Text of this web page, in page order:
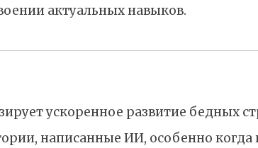
актуальных навыков.
ускоренное развитие бедных
написанные ИИ, особенно когда